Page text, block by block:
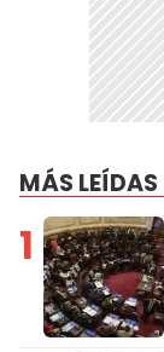
MÁS LEÍDAS
1